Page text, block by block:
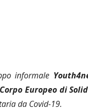
informale
Corpo Europeo di
da Covid-19.